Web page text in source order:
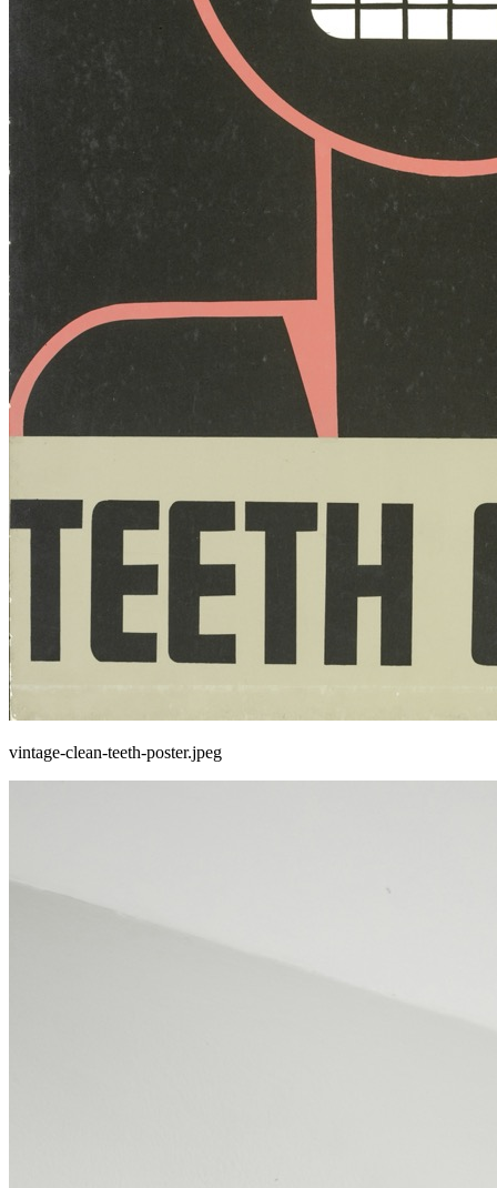
vintage-clean-teeth-poster.jpeg